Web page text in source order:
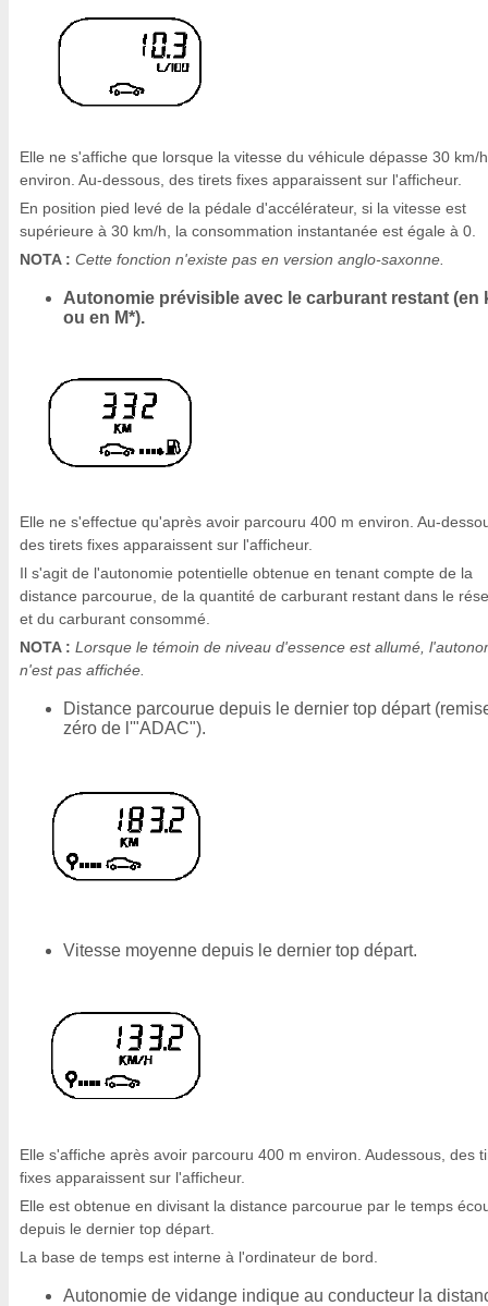
Elle ne s'affiche que lorsque la vitesse du véhicule dépasse 30 km/h
environ. Au-dessous, des tirets fixes apparaissent sur l'afficheur.
En position pied levé de la pédale d'accélérateur, si la vitesse est
supérieure à 30 km/h, la consommation instantanée est égale à 0.
NOTA : Cette fonction n'existe pas en version anglo-saxonne.
Autonomie prévisible avec le carburant restant (en
ou en M*).
Elle ne s'effectue qu'après avoir parcouru 400 m environ. Au-
des tirets fixes apparaissent sur l'afficheur.
Il s'agit de l'autonomie potentielle obtenue en tenant compte de la
distance parcourue, de la quantité de carburant restant dans le
et du carburant consommé.
NOTA : Lorsque le témoin de niveau d'essence est allumé,
n'est pas affichée.
Distance parcourue depuis le dernier top départ
zéro de l'"ADAC").
Vitesse moyenne depuis le dernier top départ.
Elle s'affiche après avoir parcouru 400 m environ. Audessous, des
fixes apparaissent sur l'afficheur.
Elle est obtenue en divisant la distance parcourue par le temps
depuis le dernier top départ.
La base de temps est interne à l'ordinateur de bord.
Autonomie de vidange indique au conducteur la